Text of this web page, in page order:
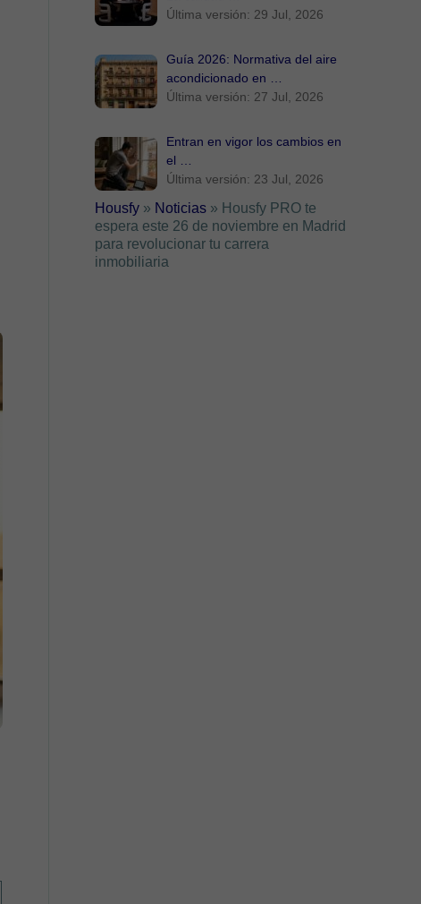
Última versión: 29 Jul, 2026
Guía 2026: Normativa del aire
acondicionado en …
Última versión: 27 Jul, 2026
Entran en vigor los cambios en
el …
Última versión: 23 Jul, 2026
Housfy » Noticias » Housfy PRO te
espera este 26 de noviembre en Madrid
para revolucionar tu carrera
inmobiliaria